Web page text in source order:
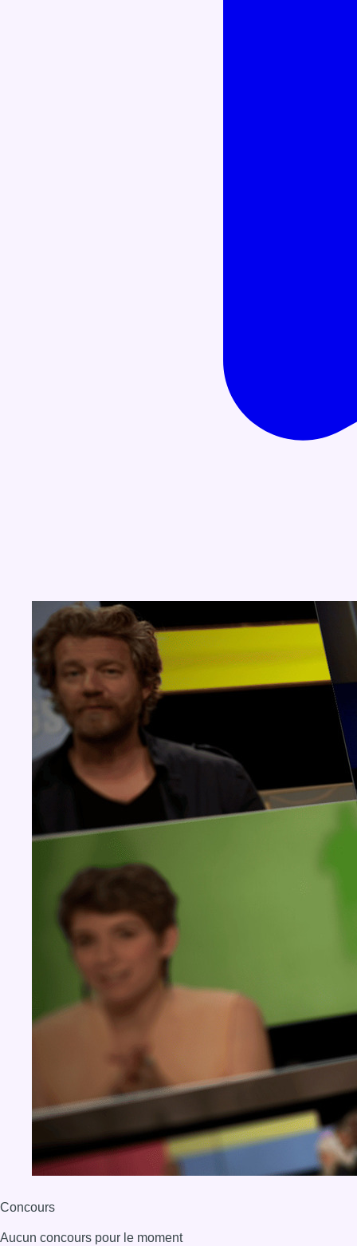
Concours
Aucun concours pour le moment